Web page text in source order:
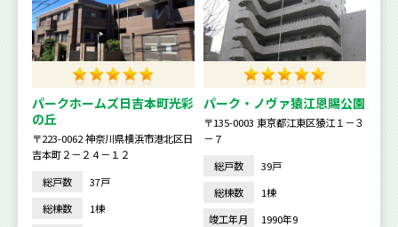
パークホームズ日吉本町光彩
の丘
〒223-0062 神奈川県横浜市港北区日
吉本町２－２４－１２
総戸数
37戸
総棟数
1棟
パーク・ノヴァ猿江恩賜公園
〒135-0003 東京都江東区猿江１－３
－７
総戸数
39戸
総棟数
1棟
竣工年月
1990年9